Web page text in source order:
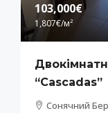
103,000€
1,807€/м²
“Cascadas”
Сонячний